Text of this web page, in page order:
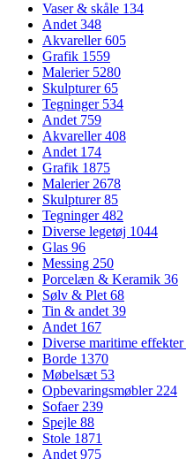
Vaser & skåle 134
Andet348
Akvareller605
Grafik 1559
Malerier 5280
Skulpturer65
Tegninger 534
Andet 759
Akvareller408
Andet 174
Grafik 1875
Malerier2678
Skulpturer85
Tegninger482
Diverse legetøj 1044
Glas 96
Messing 250
Porcelæn & Keramik 36
Sølv & Plet68
Tin & andet39
Andet 167
Diverse maritime effekter
Borde 1370
Møbelsæt 53
Opbevaringsmøbler224
Sofaer239
Spejle 88
Stole 1871
Andet975